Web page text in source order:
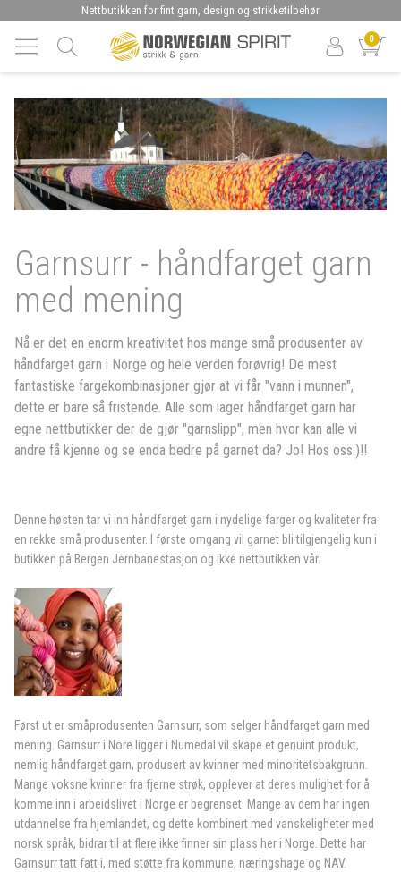
Nettbutikken for fint garn, design og strikketilbehør
0
Garnsurr - håndfarget garn
med mening
Nå er det en enorm kreativitet hos mange små produsenter av
håndfarget garn i Norge og hele verden forøvrig! De mest
fantastiske fargekombinasjoner gjør at vi får "vann i munnen",
dette er bare så fristende. Alle som lager håndfarget garn har
egne nettbutikker der de gjør "garnslipp", men hvor kan alle vi
andre få kjenne og se enda bedre på garnet da? Jo! Hos oss:)!!
Denne høsten tar vi inn håndfarget garn i nydelige farger og kvaliteter fra
en rekke små produsenter. I første omgang vil garnet bli tilgjengelig kun i
butikken på Bergen Jernbanestasjon og ikke nettbutikken vår.
Først ut er småprodusenten Garnsurr, som selger håndfarget garn med
mening. Garnsurr i Nore ligger i Numedal vil skape et genuint produkt,
nemlig håndfarget garn, produsert av kvinner med minoritetsbakgrunn.
Mange voksne kvinner fra fjerne strøk, opplever at deres mulighet for å
komme inn i arbeidslivet i Norge er begrenset. Mange av dem har ingen
utdannelse fra hjemlandet, og dette kombinert med vanskeligheter med
norsk språk, bidrar til at flere ikke finner sin plass her i Norge. Dette har
Garnsurr tatt fatt i, med støtte fra kommune, næringshage og NAV.